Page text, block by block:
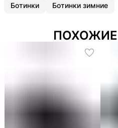
Ботинки Ботинки зимние